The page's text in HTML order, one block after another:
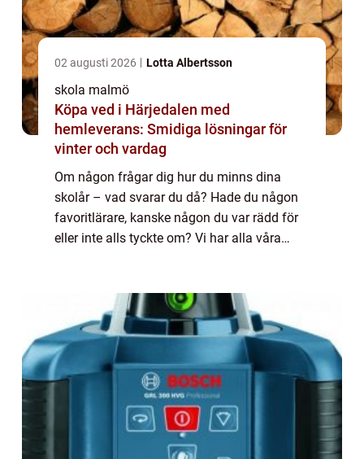
02 augusti 2026 Lotta Albertsson
skola malmö
Köpa ved i Härjedalen med
hemleverans: Smidiga lösningar för
vinter och vardag
Om någon frågar dig hur du minns dina
skolår – vad svarar du då? Hade du någon
favoritlärare, kanske någon du var rädd för
eller inte alls tyckte om? Vi har alla våra